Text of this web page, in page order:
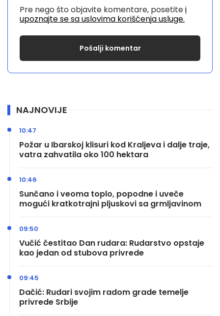
Pre nego što objavite komentare, posetitei
upoznajte se sa uslovima korišćenja usluge.
NAJNOVIJE
Požar u Ibarskoj klisuri kod Kraljeva i dalje traje,
vatra zahvatila oko 100 hektara
10:47
Sunčano i veoma toplo, popodne i uveče
mogući kratkotrajni pljuskovi sa grmljavinom
10:46
Vučić čestitao Dan rudara: Rudarstvo opstaje
kao jedan od stubova privrede
09:50
Dačić: Rudari svojim radom grade temelje
privrede Srbije
09:45